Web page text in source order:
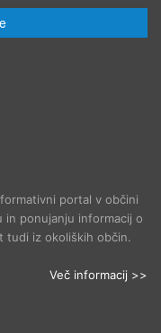
portal v občini
in ponujanju informacij o
tudi iz okoliških občin.
Več informacij >>